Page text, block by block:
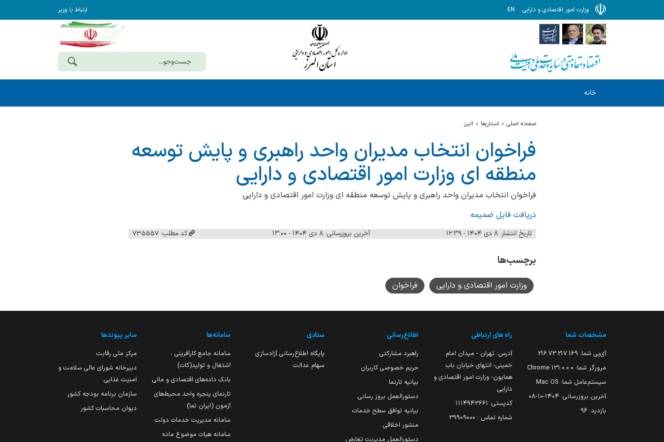
وزارت امور اقتصادی و دارایی EN ارتباط با وزیر
خانه
صفحه اصلی استان‌ها البرز
فراخوان انتخاب مدیران واحد راهبری و پایش توسعه
منطقه ای وزارت امور اقتصادی و دارایی
فراخوان انتخاب مدیران واحد راهبری و پایش توسعه منطقه ای وزارت امور اقتصادی و دارایی
دریافت فایل ضمیمه
تاریخ انتشار: ۸ دی ۱۴۰۴ - ۱۲:۳۹ آخرین بروزرسانی: ۸ دی ۱۴۰۴ - ۱۳:۰۰ کد مطلب: 735557
برچسب‌ها
وزارت امور اقتصادی و دارایی فراخوان
مشخصات شما
آی‌پی شما: 216.73.217.169
مرورگر شما: 131.0.0.0 Chrome
سیستم‌عامل شما: Mac OS
آخرین بروزرسانی: ۱۴۰۴-۱۰-۰۸
بازدید: 96
راه های ارتباطی
آدرس: تهران - میدان امام
خمینی- انتهای خیابان باب
همایون- وزارت امور اقتصادی و
دارایی
کدپستی: ۱۱۱۴۹۴۳۶۶۱
شماره تماس : 39909000
اطلاع‌رسانی
راهبرد مشارکتی
حریم خصوصی کاربران
بیانیه تارنما
دستورالعمل بروز رسانی
بیانیه توافق سطح خدمات
منشور اخلاقی
دستورالعمل مدیریت تعارض
ستادی
پایگاه اطلاع‌رسانی آزادسازی
سهام عدالت
سامانه‌ها
سامانه جامع کارآفرینی ،
اشتغال و تولید(کات)
بانک داده‌های اقتصادی و مالی
تارنمای پنجره واحد محیط‌های
آزمون (ایران تما)
سامانه مدیریت خدمات دولت
سامانه هیات موضوع ماده
سایر پیوندها
مرکز ملی رقابت
دبیرخانه شورای عالی سلامت و
امنیت غذایی
سازمان برنامه بودجه کشور
دیوان محاسبات کشور